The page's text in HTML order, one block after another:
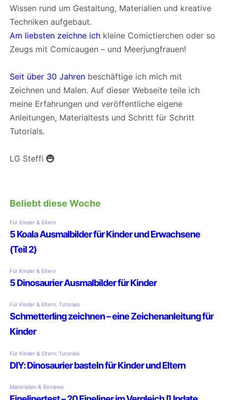
Wissen rund um Gestaltung, Materialien und kreative
Techniken aufgebaut.
Am liebsten zeichne ichkleine Comictierchen oder so
Zeugs mit Comicaugen – und Meerjungfrauen!
Seit über 30 Jahrenbeschäftige ich mich mit
Zeichnen und Malen. Auf dieser Webseite teile ich
meine Erfahrungen und veröffentliche eigene
Anleitungen, Materialtests und Schritt für Schritt
Tutorials.
LG Steffi
Beliebt diese Woche